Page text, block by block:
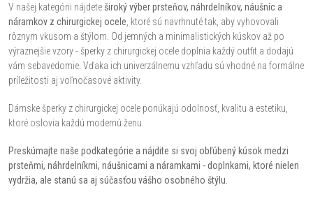
a
c
i
e
p
r
v
V našej kategórii nájdeteširoký výber prsteňov, náhrdelníkov, náušníc a
náramkov z chirurgickej ocele , ktoré sú navrhnuté tak, aby vyhovovali
rôznym vkusom a štýlom. Od jemných a minimalistických kúskov až po
výraznejšie vzory - šperky z chirurgickej ocele doplnia každý outfit a dodajú
vám sebavedomie. Vďaka ich univerzálnemu vzhľadu sú vhodné na formálne
príležitosti aj voľnočasové aktivity.
Dámske šperky z chirurgickej ocele ponúkajú odolnosť, kvalitu a estetiku,
ktoré oslovia každú modernú ženu.
Preskúmajte naše podkategórie a nájdite si svoj obľúbený kúsok medzi
prsteňmi, náhrdelníkmi, náušnicami a náramkami - doplnkami, ktoré nielen
vydržia, ale stanú sa aj súčasťou vášho osobného štýlu.